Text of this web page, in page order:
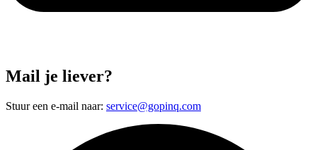
Mail je liever?
Stuur een e-mail naar: service@gopinq.com